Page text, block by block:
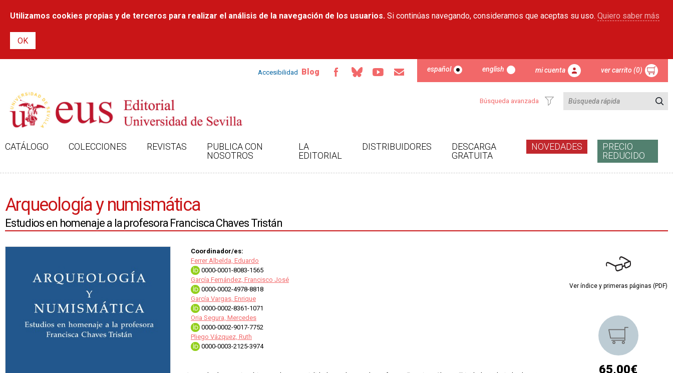
contenido
Utilizamos cookies propias y de terceros para realizar el análisis de la navegación de los usuarios. Si continúas navegando, consideramos que aceptas su uso. Quiero saber más
Accesibilidad Blog español english mi cuenta ver carrito (0)
Búsqueda avanzada
CATÁLOGO COLECCIONES REVISTAS
PUBLICA CON
NOSOTROS
LA
EDITORIAL
DISTRIBUIDORES
DESCARGA
GRATUITA
NOVEDADES
PRECIO
REDUCIDO
Arqueología y numismática
Estudios en homenaje a la profesora Francisca Chaves Tristán
Coordinador/es:
Ferrer Albelda, Eduardo
0000-0001-8083-1565
García Fernández, Francisco José
0000-0002-4978-8818
García Vargas, Enrique
0000-0002-8361-1071
Oria Segura, Mercedes
0000-0002-9017-7752
Pliego Vázquez, Ruth
0000-0003-2125-3974
Ver índice y primeras páginas (PDF)
65,00€